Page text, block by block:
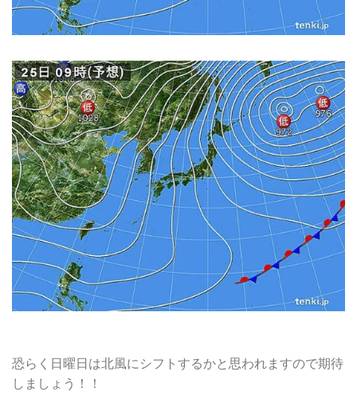
恐らく日曜日は北風にシフトするかと思われますので期待
しましょう！！